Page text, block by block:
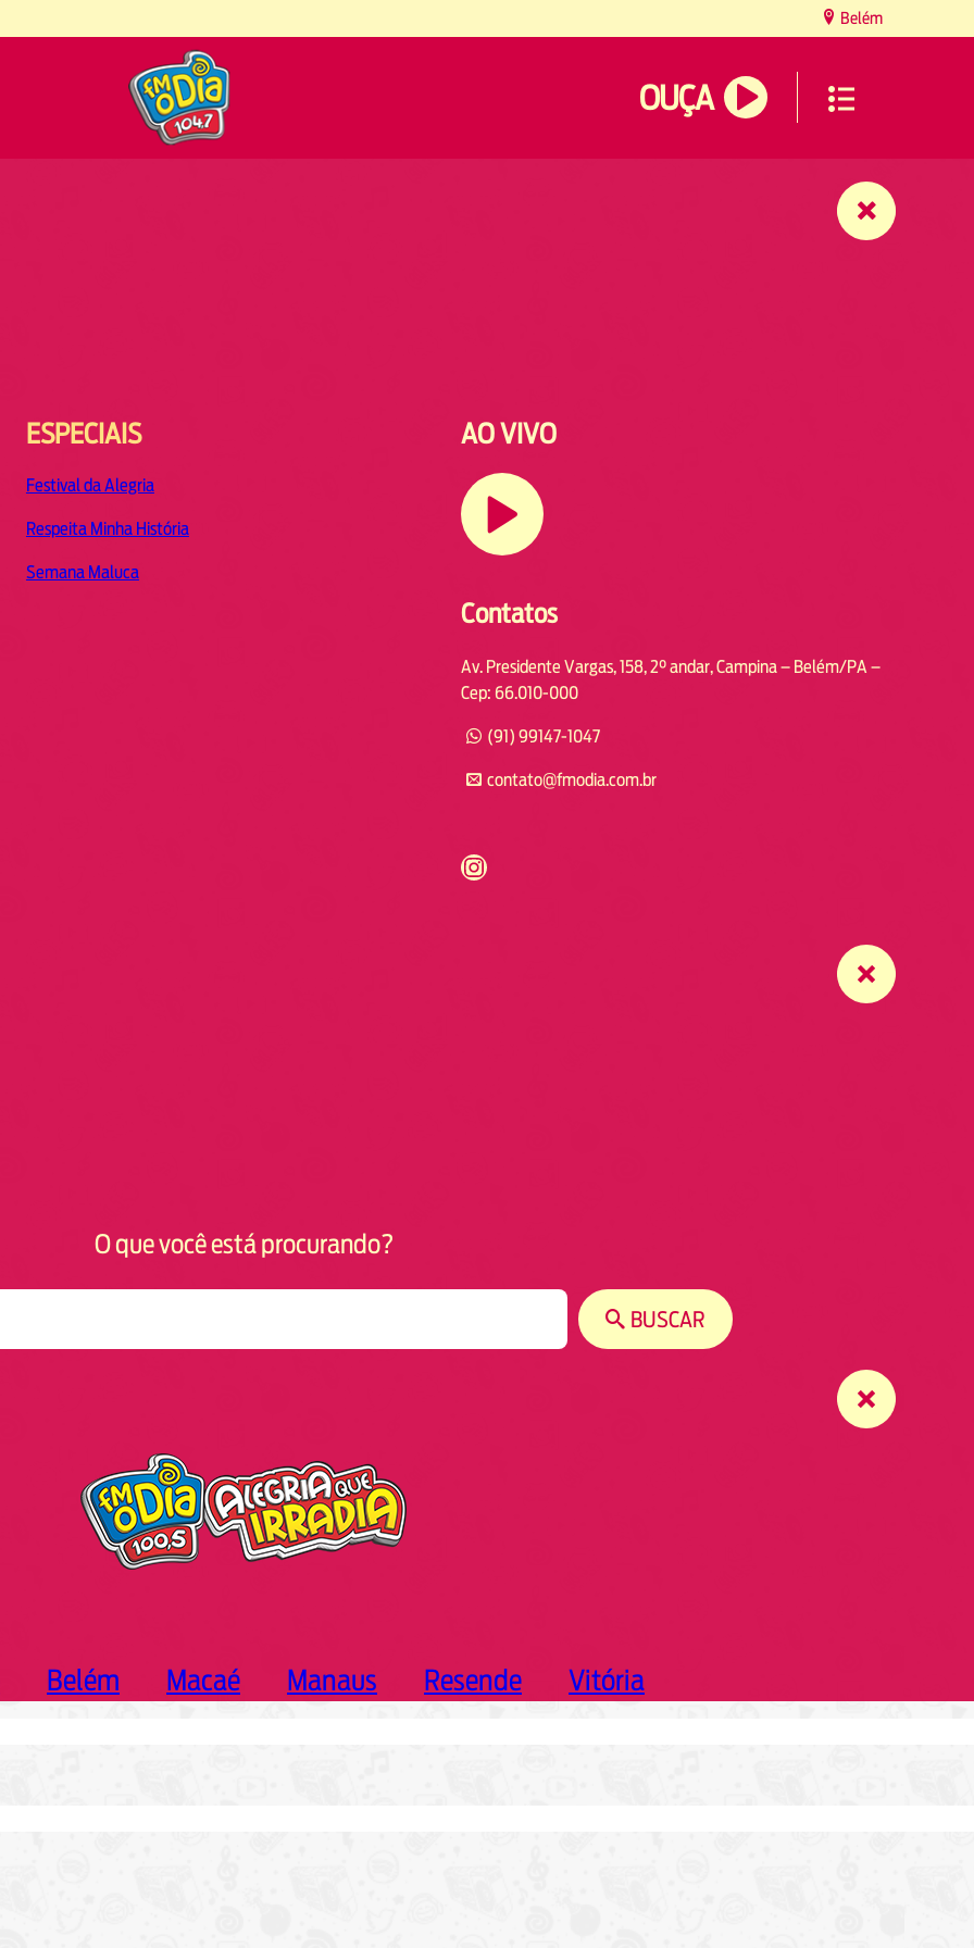
Belém
OUÇA
ESPECIAIS
Festival da Alegria
Respeita Minha História
Semana Maluca
AO VIVO
Contatos
Av. Presidente Vargas, 158, 2° andar, Campina – Belém/PA –
Cep: 66.010-000
(91) 99147-1047
contato@fmodia.com.br
https://www.instagram.com/fmodia.cabofrio/
O que você está procurando?
BUSCAR
Belém Macaé Manaus Resende Vitória